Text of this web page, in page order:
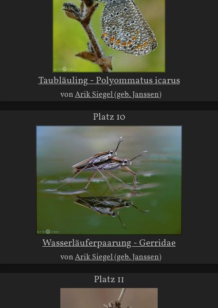
Taubläuling - Polyommatus icarus
vonArik Siegel (geb. Janssen)
Platz 10
Wasserläuferpaarung - Gerridae
vonArik Siegel (geb. Janssen)
Platz 11